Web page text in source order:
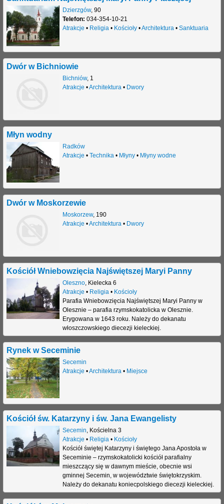
j
Dzierzgów, 90
Telefon: 034-354-10-21
Atrakcje • Religia • Kościoły•Architektura • Sanktuaria
Dwór w Bichniowie
Bichniów, 1
Atrakcje •Architektura • Dwory
Młyn wodny
Radków
Atrakcje • Technika • Młyny• Młyny wodne
Dwór w Moskorzewie
Moskorzew, 190
Atrakcje •Architektura • Dwory
Kościół Wniebowzięcia Najświętszej Maryi Panny
Oleszno, Kielecka 6
Atrakcje • Religia • Kościoły
Parafia Wniebowzięcia Najświętszej Maryi Panny w
Olesznie – parafia rzymskokatolicka w Olesznie.
Erygowana w 1643 roku. Należy do dekanatu
włoszczowskiego diecezji kieleckiej.
Rynek w Seceminie
Secemin
Atrakcje •Architektura • Miejsce
Kościół św. Katarzyny i św. Jana Ewangelisty
Secemin Kościelna 3
Atrakcje • Religia • Kościoły
Kościół świętej Katarzyny i świętego Jana Apostoła w
Seceminie – rzymskokatolicki kościół parafialny
mieszczący się w dawnym mieście, obecnie wsi
gminnej Secemin, w województwie świętokrzyskim.
Należy do dekanatu koniecpolskiego diecezji kieleckiej.